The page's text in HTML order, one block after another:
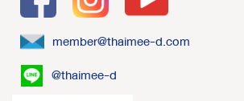
member@thaimee-d.com
@thaimee-d